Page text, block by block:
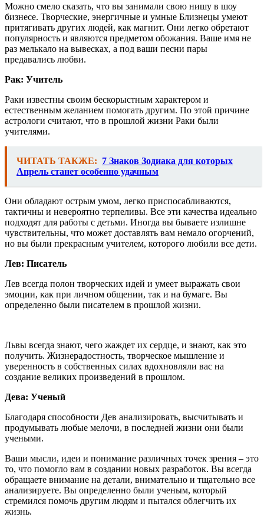
Можно смело сказать, что вы занимали свою нишу в шоу
бизнесе. Творческие, энергичные и умные Близнецы умеют
притягивать других людей, как магнит. Они легко обретают
популярность и являются предметом обожания. Ваше имя не
раз мелькало на вывесках, а под ваши песни пары
предавались любви.
Рак: Учитель
Раки известны своим бескорыстным характером и
естественным желанием помогать другим. По этой причине
астрологи считают, что в прошлой жизни Раки были
учителями.
ЧИТАТЬ ТАКЖЕ: 7 Знаков Зодиака для которых
Апрель станет особенно удачным
Они обладают острым умом, легко приспосабливаются,
тактичны и невероятно терпеливы. Все эти качества идеально
подходят для работы с детьми. Иногда вы бываете излишне
чувствительны, что может доставлять вам немало огорчений,
но вы были прекрасным учителем, которого любили все дети.
Лев: Писатель
Лев всегда полон творческих идей и умеет выражать свои
эмоции, как при личном общении, так и на бумаге. Вы
определенно были писателем в прошлой жизни.
Львы всегда знают, чего жаждет их сердце, и знают, как это
получить. Жизнерадостность, творческое мышление и
уверенность в собственных силах вдохновляли вас на
создание великих произведений в прошлом.
Дева: Ученый
Благодаря способности Дев анализировать, высчитывать и
продумывать любые мелочи, в последней жизни они были
учеными.
Ваши мысли, идеи и понимание различных точек зрения – это
то, что помогло вам в создании новых разработок. Вы всегда
обращаете внимание на детали, внимательно и тщательно все
анализируете. Вы определенно были ученым, который
стремился помочь другим людям и пытался облегчить их
жизнь.